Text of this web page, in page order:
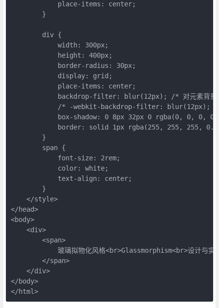
            place-items: center;
        }
        div {
            width: 300px;
            height: 400px;
            border-radius: 30px;
            display: grid;
            place-items: center;
backdrop-filter: blur(12px); /* 对元素背景
/* -webkit-backdrop-filter: blur(12px);
box-shadow: 0 8px 32px 0 rgba(0, 0, 0,
border: solid 1px rgba(255, 255, 255,
        }
        span {
            font-size: 2rem;
            color: white;
            text-align: center;
        }
    </style>
</head>
<body>
    <div>
        <span>
玻璃拟物化风格<br>Glassmorphism<br>设计与实
        </span>
    </div>
</body>
</html>